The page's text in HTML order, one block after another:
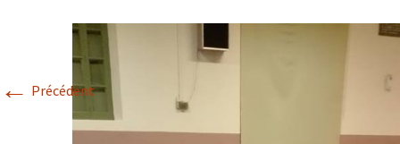
Historique 2016-2017
← Précédent